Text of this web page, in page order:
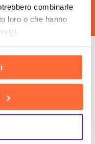
combinarle
loro o che hanno
nostra